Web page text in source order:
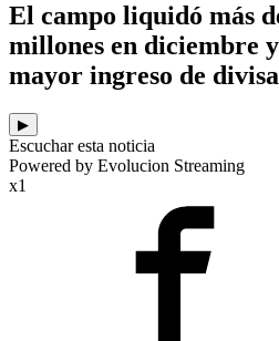
El campo liquidó más
millones en diciembre
mayor ingreso de
▶
Escuchar esta noticia
Powered by Evolucion Streaming
x1